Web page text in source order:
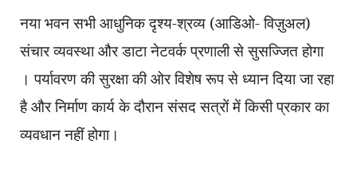
नया भवन सभी आधुनिक दृश्य-श्रव्य (आडिओ- विज़ुअल)
संचार व्यवस्था और डाटा नेटवर्क प्रणाली से सुसज्जित होगा
। पर्यावरण की सुरक्षा की ओर विशेष रूप से ध्यान दिया जा रहा
है और निर्माण कार्य के दौरान संसद सत्रों में किसी प्रकार का
व्यवधान नहीं होगा।